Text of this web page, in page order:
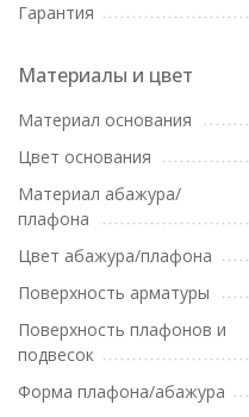
Гарантия
Материалы и цвет
Материал основания
Цвет основания
Материал абажура/
плафона
Цвет абажура/плафона
Поверхность арматуры
Поверхность плафонов и
подвесок
Форма плафона/абажура